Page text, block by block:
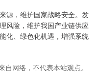
，维护国家战略安全。发
风险，维护我国产业链供应
化、绿色化机遇，增强系统
自网络，不代表本站观点。